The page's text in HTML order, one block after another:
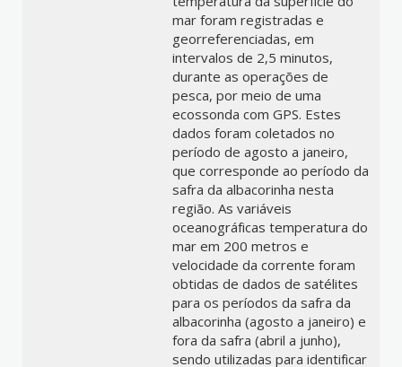
mar foram registradas e
georreferenciadas, em
intervalos de 2,5 minutos,
durante as operações de
pesca, por meio de uma
ecossonda com GPS. Estes
dados foram coletados no
período de agosto a janeiro,
que corresponde ao período da
safra da albacorinha nesta
região. As variáveis
oceanográficas temperatura do
mar em 200 metros e
velocidade da corrente foram
obtidas de dados de satélites
para os períodos da safra da
albacorinha (agosto a janeiro) e
fora da safra (abril a junho),
sendo utilizadas para identificar